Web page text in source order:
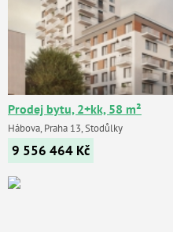
Prodej bytu, 2+kk, 58 m²
Hábova, Praha 13, Stodůlky
9 556 464 Kč